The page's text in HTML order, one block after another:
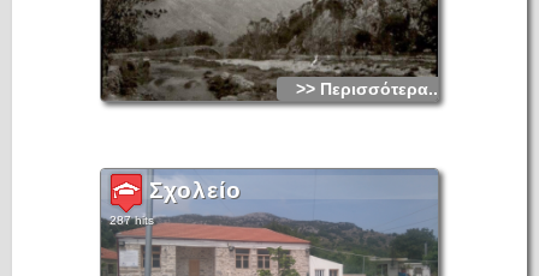
>> Περισσότερα...
Σχολείο
287 hits